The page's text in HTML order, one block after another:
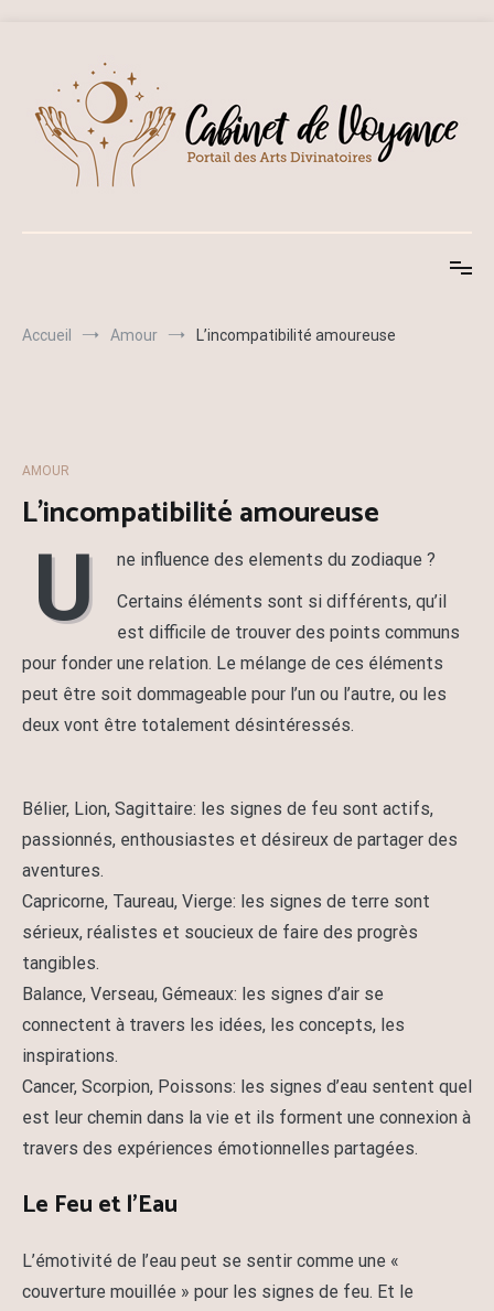
Accueil Amour L’incompatibilité amoureuse
AMOUR
L’incompatibilité amoureuse
U
ne influence des elements du zodiaque ?
Certains éléments sont si différents, qu’il
est difficile de trouver des points communs
pour fonder une relation. Le mélange de ces éléments
peut être soit dommageable pour l’un ou l’autre, ou les
deux vont être totalement désintéressés.
Bélier, Lion, Sagittaire: les signes de feu sont actifs,
passionnés, enthousiastes et désireux de partager des
aventures.
Capricorne, Taureau, Vierge: les signes de terre sont
sérieux, réalistes et soucieux de faire des progrès
tangibles.
Balance, Verseau, Gémeaux: les signes d’air se
connectent à travers les idées, les concepts, les
inspirations.
Cancer, Scorpion, Poissons: les signes d’eau sentent quel
est leur chemin dans la vie et ils forment une connexion à
travers des expériences émotionnelles partagées.
Le Feu et l’Eau
L’émotivité de l’eau peut se sentir comme une «
couverture mouillée » pour les signes de feu. Et le